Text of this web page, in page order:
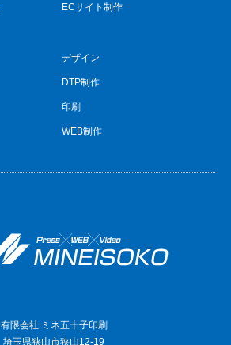
ECサイト制作
デザイン
DTP制作
印刷
WEB制作
有限会社 ミネ五十子印刷
埼玉県狭山市狭山12-19